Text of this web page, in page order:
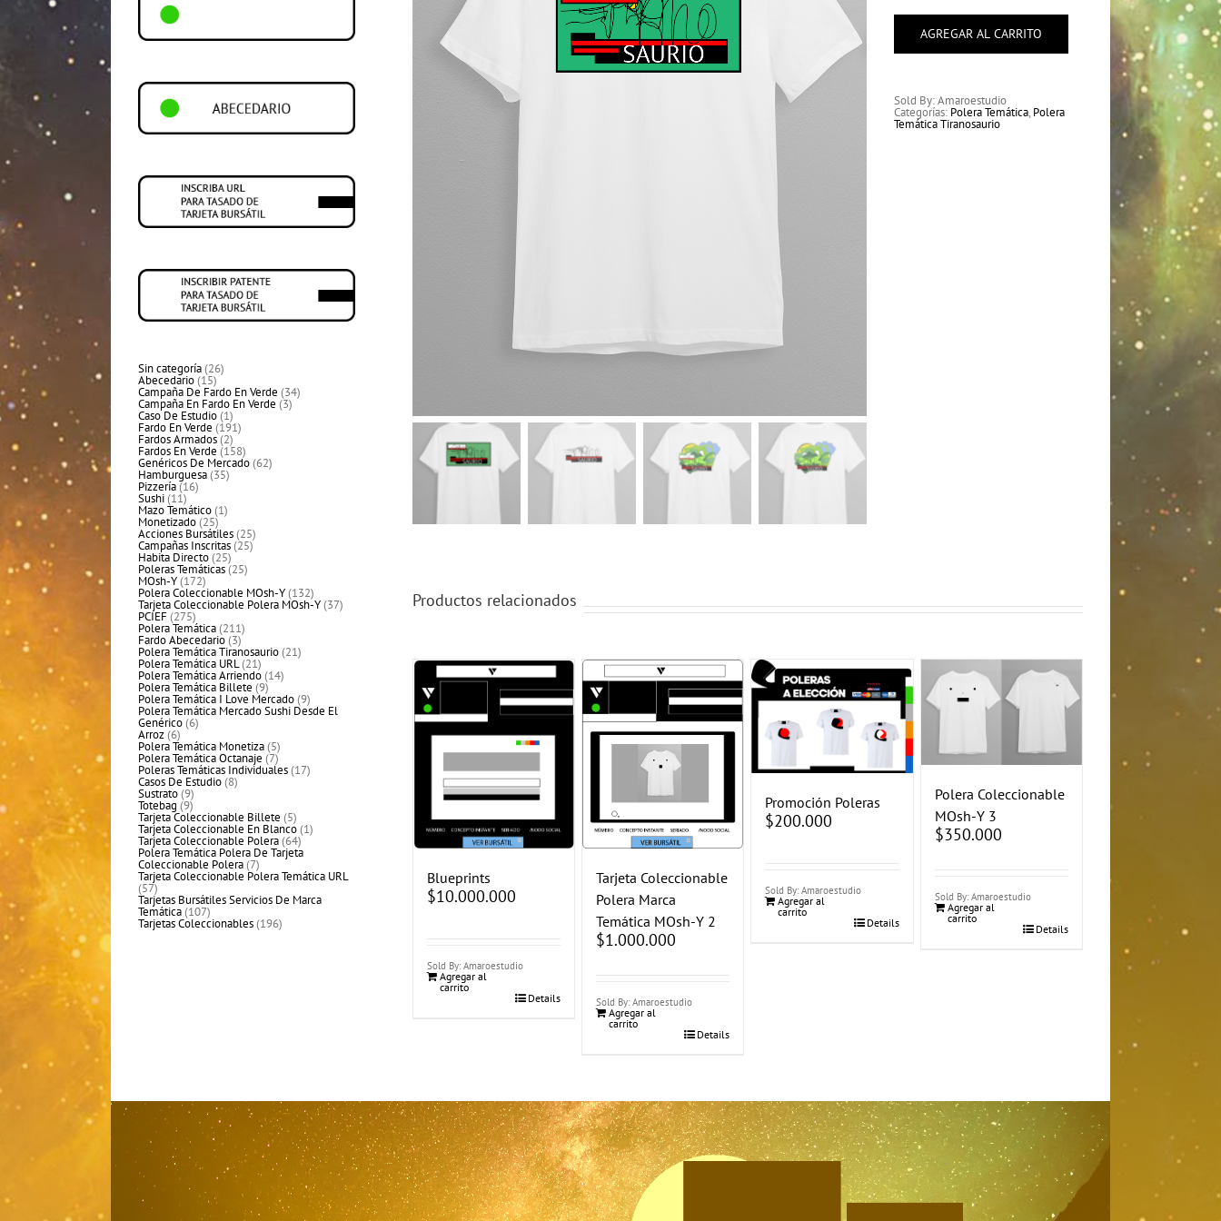
cantidad
AGREGAR AL CARRITO
Sold By: Amaroestudio
Categorías: Polera Temática, Polera
Temática Tiranosaurio
Productos relacionados
Blueprints
$10.000.000
Sold By: Amaroestudio
Agregar al
carrito
Details
Tarjeta Coleccionable
Polera Marca
Temática MOsh-Y 2
$1.000.000
Sold By: Amaroestudio
Agregar al
carrito
Details
Promoción Poleras
$200.000
Sold By: Amaroestudio
Agregar al
carrito
Details
Polera Coleccionable
MOsh-Y 3
$350.000
Sold By: Amaroestudio
Agregar al
carrito
Details
Sin categoría 2626
productos
Abecedario 1515
productos
Campaña De Fardo En Verde 3434
productos
Campaña En Fardo En Verde 33
productos
Caso De Estudio 11
producto
Fardo En Verde 191191
productos
Fardos Armados 22
productos
Fardos En Verde 158158
productos
Genéricos De Mercado 6262
productos
Hamburguesa 3535
productos
Pizzería 1616
productos
Sushi 1111
productos
Mazo Temático 11
producto
Monetizado 2525
productos
Acciones Bursátiles 2525
productos
Campañas Inscritas 2525
productos
Habita Directo 2525
productos
Poleras Temáticas 2525
productos
MOsh-Y 172172
productos
Polera Coleccionable MOsh-Y 132132
productos
Tarjeta Coleccionable Polera MOsh-Y 3737
productos
PCIEF 275275
productos
Polera Temática 211211
productos
Fardo Abecedario 33
productos
Polera Temática Tiranosaurio 2121
productos
Polera Temática URL 2121
productos
Polera Temática Arriendo 1414
productos
Polera Temática Billete 99
productos
Polera Temática I Love Mercado 99
productos
Polera Temática Mercado Sushi Desde El
Genérico 66
productos
Arroz 66
productos
Polera Temática Monetiza 55
productos
Polera Temática Octanaje 77
productos
Poleras Temáticas Individuales 1717
productos
Casos De Estudio 88
productos
Sustrato 99
productos
Totebag 99
productos
Tarjeta Coleccionable Billete 55
productos
Tarjeta Coleccionable En Blanco 11
producto
Tarjeta Coleccionable Polera 6464
productos
Polera Temática Polera De Tarjeta
Coleccionable Polera 77
productos
Tarjeta Coleccionable Polera Temática URL
5757
productos
Tarjetas Bursátiles Servicios De Marca
Temática 107107
productos
Tarjetas Coleccionables 196196
productos